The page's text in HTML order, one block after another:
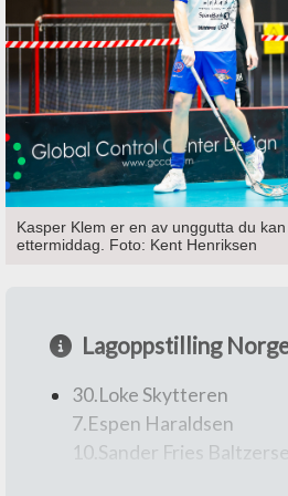
00.Michel Wöcke
Trener: Urban Karlsson
Kasper Klem er en av unggutta du
ettermiddag. Foto: Kent Henriksen
Lagoppstilling
30.Loke Skytteren
7.Espen Haraldsen
10.Sander Fries